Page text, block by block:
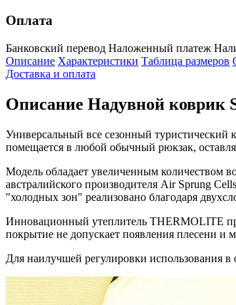
Оплата
Банковский перевод Наложенный платеж
Описание Характеристики Таблица размеров
Доставка и оплата
Описание Надувной коврик
Универсальный все сезонный туристический
помещается в любой обычный рюкзак,
Модель обладает увеличенным количеством
австралийского производителя Air Sprung
"холодных зон" реализовано благодаря
Инновационный утеплитель THERMOLITE
покрытие не допускает появления плесени и
Для наилучшей регулировки использования